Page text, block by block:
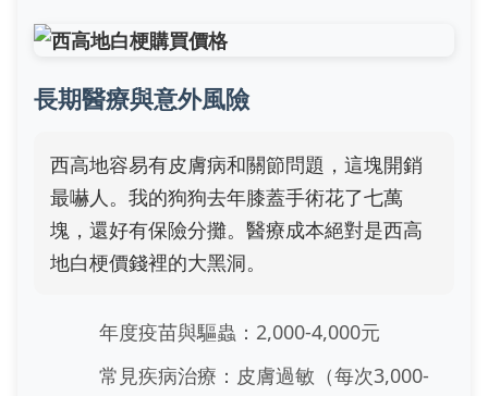
長期醫療與意外風險
西高地容易有皮膚病和關節問題，這塊開銷
最嚇人。我的狗狗去年膝蓋手術花了七萬
塊，還好有保險分攤。醫療成本絕對是西高
地白梗價錢裡的大黑洞。
年度疫苗與驅蟲：2,000-4,000元
常見疾病治療：皮膚過敏（每次3,000-